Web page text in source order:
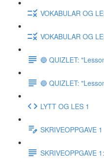
VOKABULAR OG
VOKABULAR OG
🔵 QUIZLET:
🔵 QUIZLET:
LYTT OG LES 1
SKRIVEOPPGAVE 1
SKRIVEOPPGAVE